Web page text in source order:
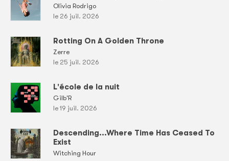
Olivia Rodrigo
le 26 juil. 2026
Rotting On A Golden Throne
Zerre
le 25 juil. 2026
L'école de la nuit
Gilb'R
le 19 juil. 2026
Descending...Where Time Has Ceased To
Exist
Witching Hour